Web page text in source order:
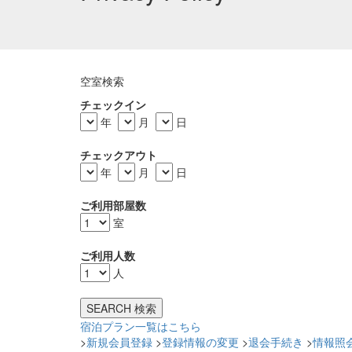
空室検索
チェックイン
年
月 日
チェックアウト
年
月 日
ご利用部屋数
室
ご利用人数
人
宿泊プラン一覧はこちら
>新規会員登録 >登録情報の変更 >退会手続き >情報照